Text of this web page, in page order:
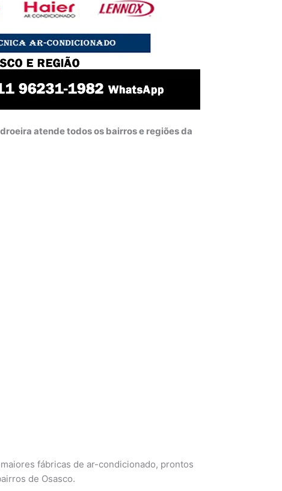
atende todos os bairros e regiões da
fábricas de ar-condicionado, prontos
de Osasco.